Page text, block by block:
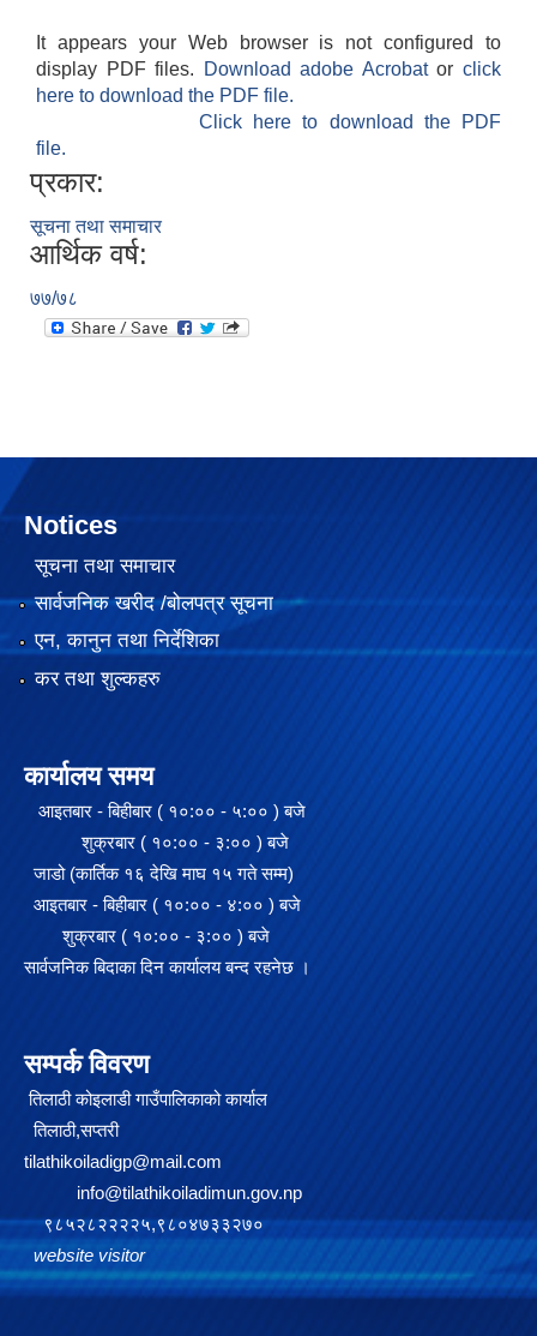
It appears your Web browser is not configured to
display PDF files.
Download adobe Acrobatorclick
here to download the PDF file.
Click here to download the PDF
file.
प्रकार:
सूचना तथा समाचार
आर्थिक वर्ष:
७७/७८
Notices
सूचना तथा समाचार
सार्वजनिक खरीद /बोलपत्र सूचना
एन, कानुन तथा निर्देशिका
कर तथा शुल्कहरु
कार्यालय समय
आइतबार - बिहीबार ( १०:०० - ५:०० ) बजे
शुक्रबार ( १०:०० - ३:०० ) बजे
जाडो (कार्तिक १६ देखि माघ १५ गते सम्म)
आइतबार - बिहीबार ( १०:०० - ४:०० ) बजे
शुक्रबार ( १०:०० - ३:०० ) बजे
सार्वजनिक बिदाका दिन कार्यालय बन्द रहनेछ ।
सम्पर्क विवरण
तिलाठी कोइलाडी गाउँपालिकाको कार्याल
तिलाठी,सप्तरी
tilathikoiladigp@mail.com
info@tilathikoiladimun.gov.np
९८५२८२२२२५,९८०४७३३२७०
website visitor